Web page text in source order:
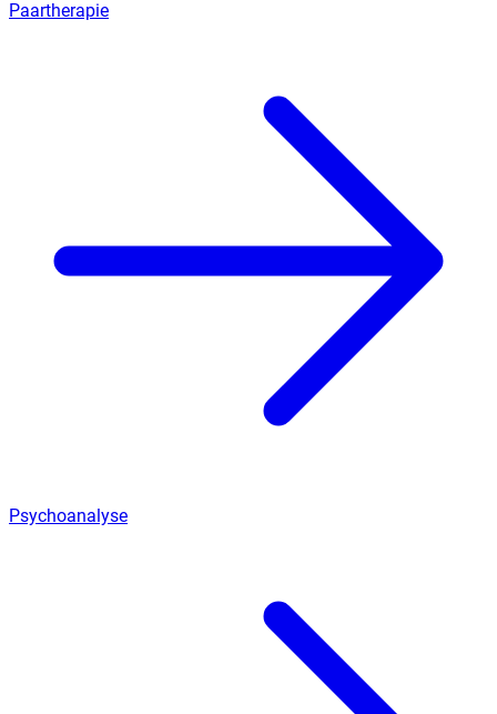
Paartherapie
Psychoanalyse